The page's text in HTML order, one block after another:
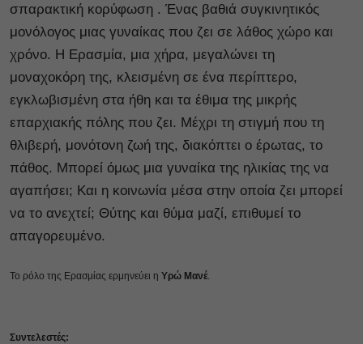
σπαρακτική κορύφωση . Ένας βαθιά συγκινητικός
μονόλογος μιας γυναίκας που ζει σε λάθος χώρο και
χρόνο. Η Ερασμία, μια χήρα, μεγαλώνει τη
μοναχοκόρη της, κλεισμένη σε ένα περίπτερο,
εγκλωβισμένη στα ήθη και τα έθιμα της μικρής
επαρχιακής πόλης που ζει. Μέχρι τη στιγμή που τη
θλιβερή, μονότονη ζωή της, διακόπτει ο έρωτας, το
πάθος. Μπορεί όμως μια γυναίκα της ηλικίας της να
αγαπήσει; Και η κοινωνία μέσα στην οποία ζει μπορεί
να το ανεχτεί; Θύτης και θύμα μαζί, επιθυμεί το
απαγορευμένο.
Το ρόλο της Ερασμίας ερμηνεύει η Υρώ Μανέ
Συντελεστές: